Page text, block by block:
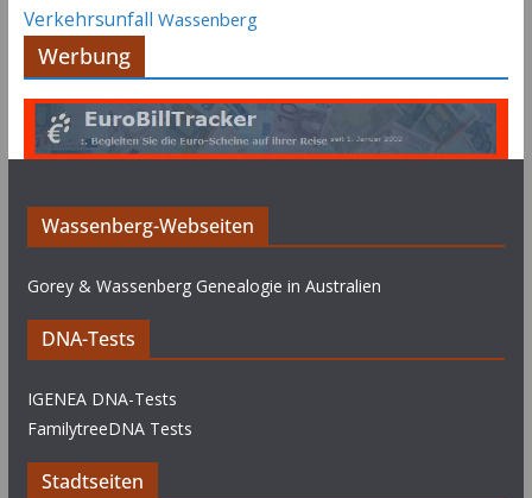
Verkehrsunfall Wassenberg
Werbung
Wassenberg-Webseiten
Gorey & Wassenberg Genealogie in Australien
DNA-Tests
IGENEA DNA-Tests
FamilytreeDNA Tests
Stadtseiten